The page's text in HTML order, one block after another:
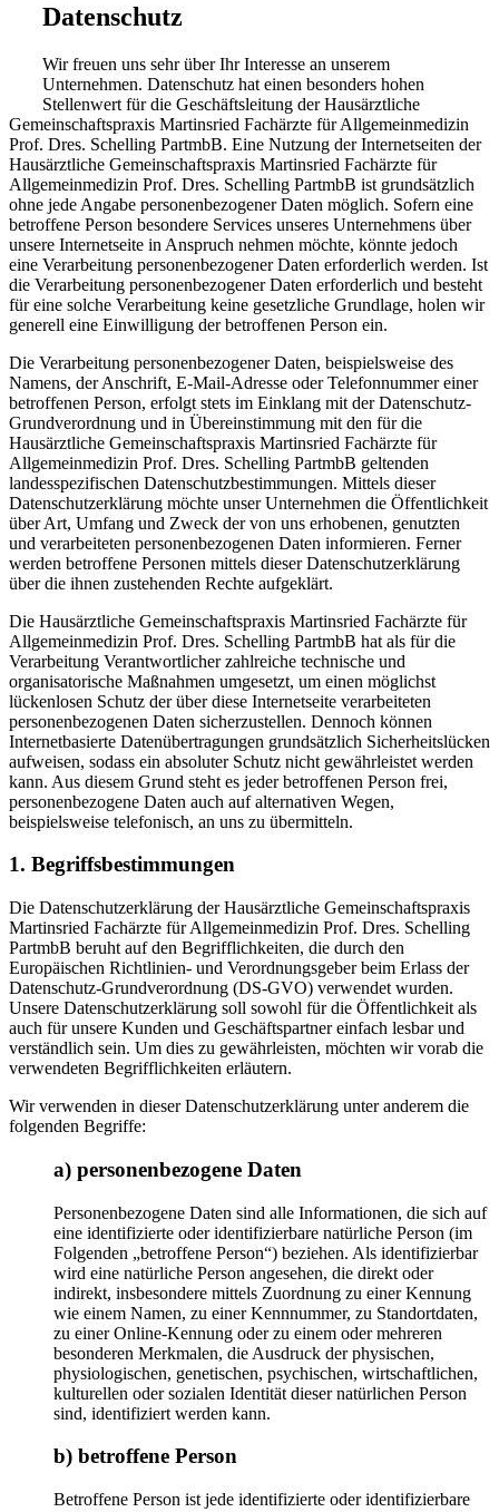
Datenschutz
Wir freuen uns sehr über Ihr Interesse an unserem
Unternehmen. Datenschutz hat einen besonders hohen
Stellenwert für die Geschäftsleitung der Hausärztliche
Gemeinschaftspraxis Martinsried Fachärzte für Allgemeinmedizin
Prof. Dres. Schelling PartmbB. Eine Nutzung der Internetseiten der
Hausärztliche Gemeinschaftspraxis Martinsried Fachärzte für
Allgemeinmedizin Prof. Dres. Schelling PartmbB ist grundsätzlich
ohne jede Angabe personenbezogener Daten möglich. Sofern eine
betroffene Person besondere Services unseres Unternehmens über
unsere Internetseite in Anspruch nehmen möchte, könnte jedoch
eine Verarbeitung personenbezogener Daten erforderlich werden. Ist
die Verarbeitung personenbezogener Daten erforderlich und besteht
für eine solche Verarbeitung keine gesetzliche Grundlage, holen wir
generell eine Einwilligung der betroffenen Person ein.
Die Verarbeitung personenbezogener Daten, beispielsweise des
Namens, der Anschrift, E-Mail-Adresse oder Telefonnummer einer
betroffenen Person, erfolgt stets im Einklang mit der Datenschutz-
Grundverordnung und in Übereinstimmung mit den für die
Hausärztliche Gemeinschaftspraxis Martinsried Fachärzte für
Allgemeinmedizin Prof. Dres. Schelling PartmbB geltenden
landesspezifischen Datenschutzbestimmungen. Mittels dieser
Datenschutzerklärung möchte unser Unternehmen die Öffentlichkeit
über Art, Umfang und Zweck der von uns erhobenen, genutzten
und verarbeiteten personenbezogenen Daten informieren. Ferner
werden betroffene Personen mittels dieser Datenschutzerklärung
über die ihnen zustehenden Rechte aufgeklärt.
Die Hausärztliche Gemeinschaftspraxis Martinsried Fachärzte für
Allgemeinmedizin Prof. Dres. Schelling PartmbB hat als für die
Verarbeitung Verantwortlicher zahlreiche technische und
organisatorische Maßnahmen umgesetzt, um einen möglichst
lückenlosen Schutz der über diese Internetseite verarbeiteten
personenbezogenen Daten sicherzustellen. Dennoch können
Internetbasierte Datenübertragungen grundsätzlich Sicherheitslücken
aufweisen, sodass ein absoluter Schutz nicht gewährleistet werden
kann. Aus diesem Grund steht es jeder betroffenen Person frei,
personenbezogene Daten auch auf alternativen Wegen,
beispielsweise telefonisch, an uns zu übermitteln.
1. Begriffsbestimmungen
Die Datenschutzerklärung der Hausärztliche Gemeinschaftspraxis
Martinsried Fachärzte für Allgemeinmedizin Prof. Dres. Schelling
PartmbB beruht auf den Begrifflichkeiten, die durch den
Europäischen Richtlinien- und Verordnungsgeber beim Erlass der
Datenschutz-Grundverordnung (DS-GVO) verwendet wurden.
Unsere Datenschutzerklärung soll sowohl für die Öffentlichkeit als
auch für unsere Kunden und Geschäftspartner einfach lesbar und
verständlich sein. Um dies zu gewährleisten, möchten wir vorab die
verwendeten Begrifflichkeiten erläutern.
Wir verwenden in dieser Datenschutzerklärung unter anderem die
folgenden Begriffe:
a) personenbezogene Daten
Personenbezogene Daten sind alle Informationen, die sich auf
eine identifizierte oder identifizierbare natürliche Person (im
Folgenden „betroffene Person“) beziehen. Als identifizierbar
wird eine natürliche Person angesehen, die direkt oder
indirekt, insbesondere mittels Zuordnung zu einer Kennung
wie einem Namen, zu einer Kennnummer, zu Standortdaten,
zu einer Online-Kennung oder zu einem oder mehreren
besonderen Merkmalen, die Ausdruck der physischen,
physiologischen, genetischen, psychischen, wirtschaftlichen,
kulturellen oder sozialen Identität dieser natürlichen Person
sind, identifiziert werden kann.
b) betroffene Person
Betroffene Person ist jede identifizierte oder identifizierbare